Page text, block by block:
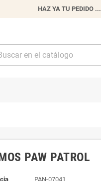
HAZ YA TU PEDIDO ...
PAW PATROL
PAN-07041